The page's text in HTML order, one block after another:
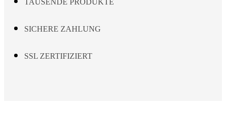
TAUSENDE PRODUKTE
SICHERE ZAHLUNG
SSL ZERTIFIZIERT